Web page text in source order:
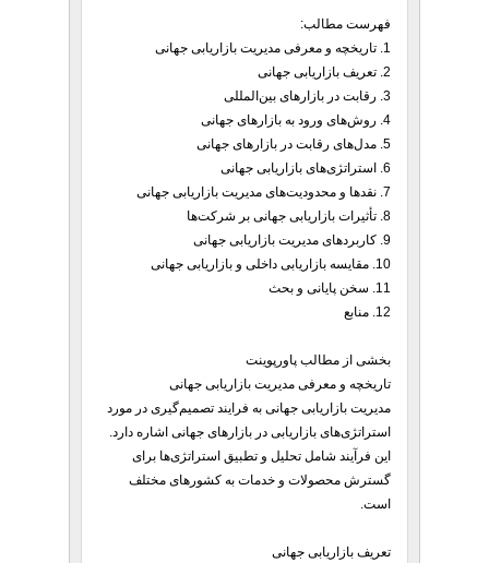
فهرست مطالب:
1. تاریخچه و معرفی مدیریت بازاریابی جهانی
2. تعریف بازاریابی جهانی
3. رقابت در بازارهای بین‌المللی
4. روش‌های ورود به بازارهای جهانی
5. مدل‌های رقابت در بازارهای جهانی
6. استراتژی‌های بازاریابی جهانی
7. نقدها و محدودیت‌های مدیریت بازاریابی جهانی
8. تأثیرات بازاریابی جهانی بر شرکت‌ها
9. کاربردهای مدیریت بازاریابی جهانی
10. مقایسه بازاریابی داخلی و بازاریابی جهانی
11. سخن پایانی و بحث
12. منابع
بخشی از مطالب پاورپوینت
تاریخچه و معرفی مدیریت بازاریابی جهانی
مدیریت بازاریابی جهانی به فرایند تصمیم‌گیری در مورد
استراتژی‌های بازاریابی در بازارهای جهانی اشاره دارد.
این فرآیند شامل تحلیل و تطبیق استراتژی‌ها برای
گسترش محصولات و خدمات به کشورهای مختلف
است.
تعریف بازاریابی جهانی